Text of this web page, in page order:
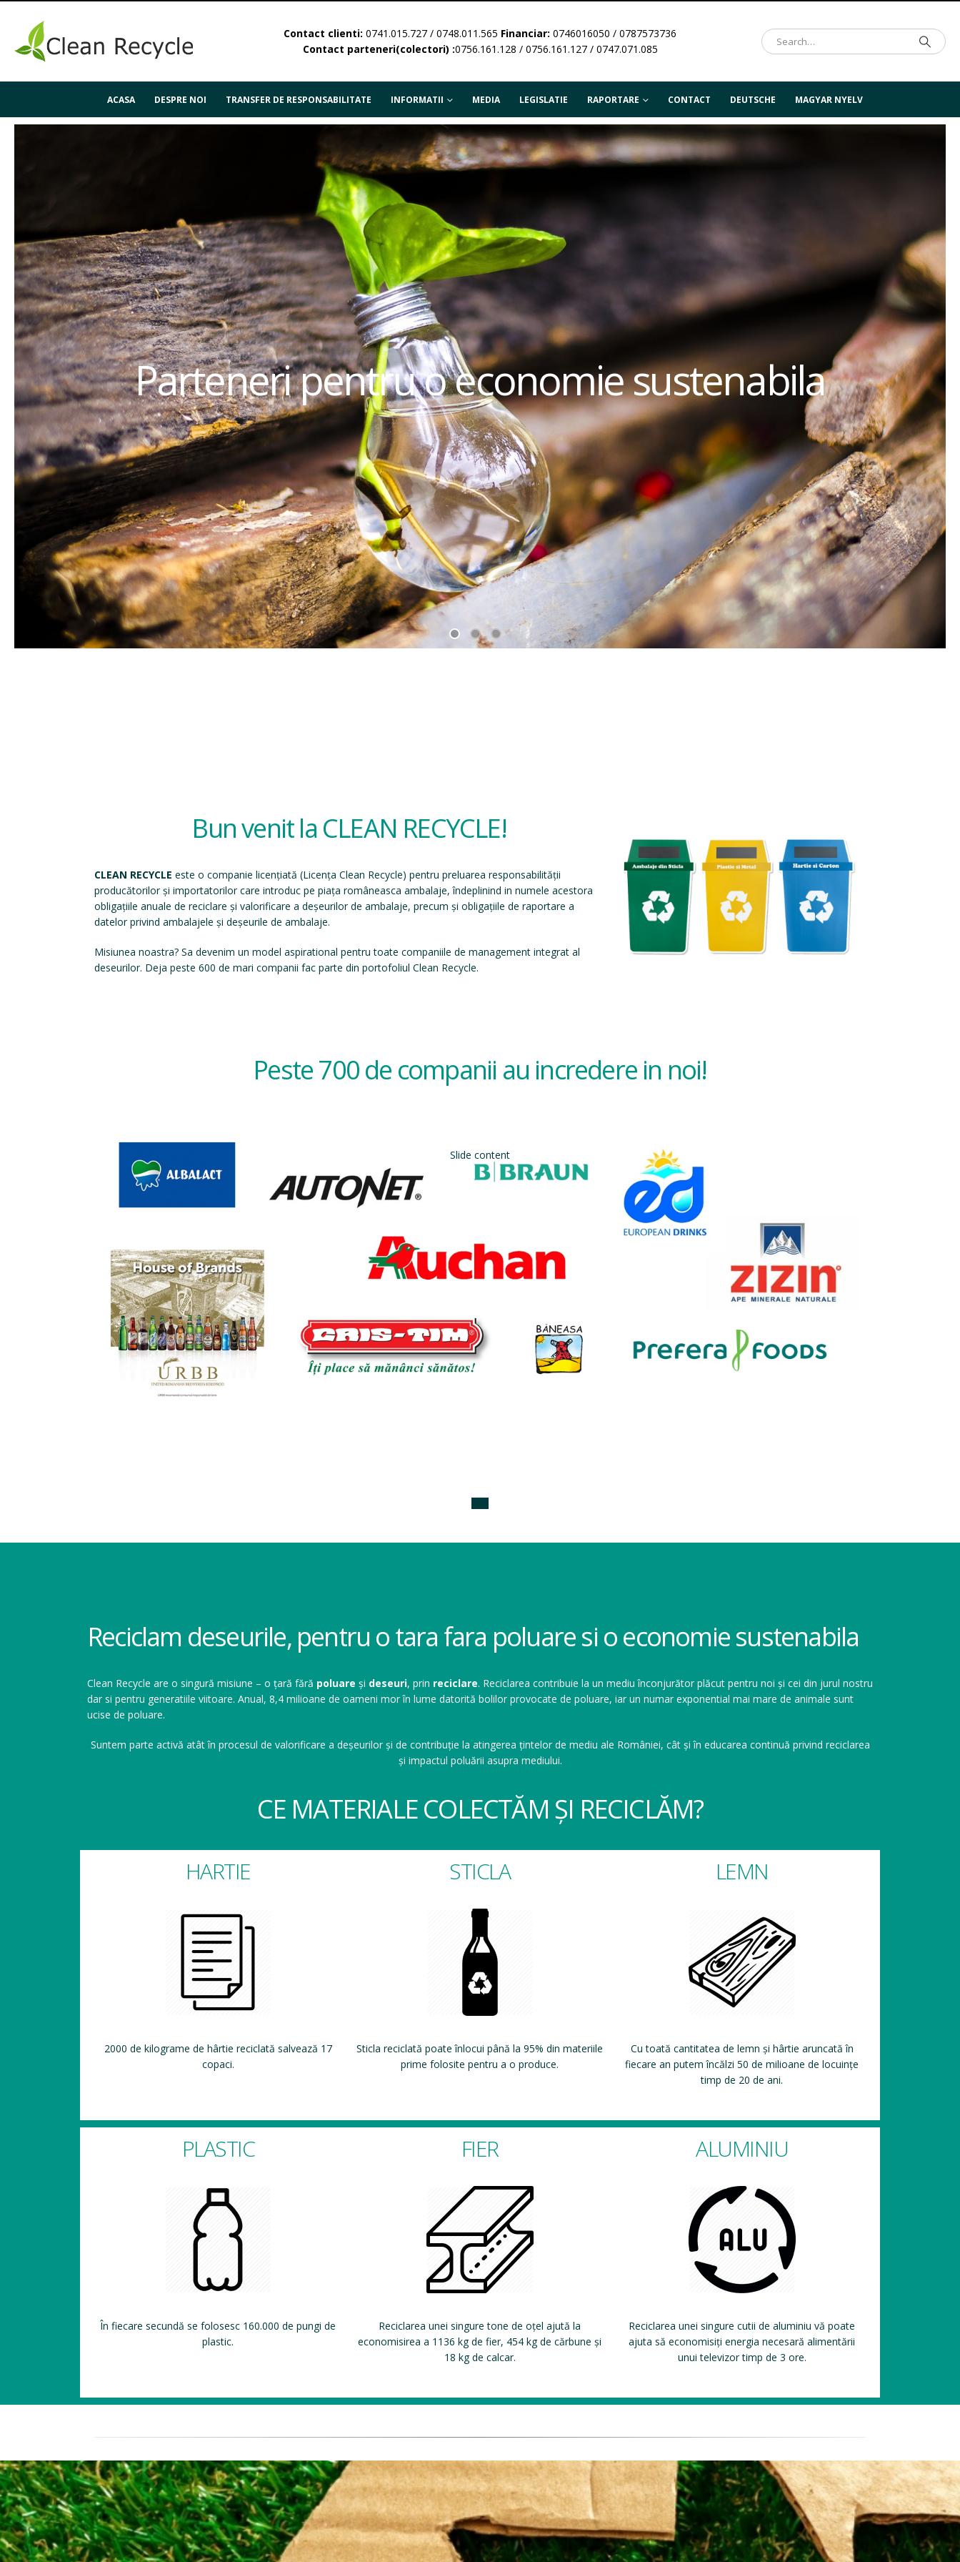
Contact clienti: 0741.015.727 / 0748.011.565 Financiar: 0746016050 / 0787573736
Contact parteneri(colectori) :0756.161.128 / 0756.161.127 / 0747.071.085
ACASA DESPRE NOI TRANSFER DE RESPONSABILITATE INFORMATII MEDIA LEGISLATIE RAPORTARE CONTACT DEUTSCHE MAGYAR NYELV
Parteneri pentru o economie sustenabila
Bun venit la CLEAN RECYCLE!
CLEAN RECYCLE este o companie licențiată (Licența Clean Recycle) pentru preluarea responsabilității
producătorilor și importatorilor care introduc pe piața româneasca ambalaje, îndeplinind in numele acestora
obligațiile anuale de reciclare și valorificare a deșeurilor de ambalaje, precum și obligațiile de raportare a
datelor privind ambalajele și deșeurile de ambalaje.
Misiunea noastra? Sa devenim un model aspirational pentru toate companiile de management integrat al
deseurilor. Deja peste 600 de mari companii fac parte din portofoliul Clean Recycle.
Peste 700 de companii au incredere in noi!
Slide content
Reciclam deseurile, pentru o tara fara poluare si o economie sustenabila
Clean Recycle are o singură misiune – o țară fără poluare și deseuri, prin reciclare. Reciclarea contribuie la un mediu înconjurător plăcut pentru noi și cei din jurul nostru
dar si pentru generatiile viitoare. Anual, 8,4 milioane de oameni mor în lume datorită bolilor provocate de poluare, iar un numar exponential mai mare de animale sunt
ucise de poluare.
Suntem parte activă atât în procesul de valorificare a deșeurilor și de contribuție la atingerea țintelor de mediu ale României, cât și în educarea continuă privind reciclarea
și impactul poluării asupra mediului.
CE MATERIALE COLECTĂM ȘI RECICLĂM?
HARTIE
2000 de kilograme de hârtie reciclată salvează 17
copaci.
STICLA
Sticla reciclată poate înlocui până la 95% din materiile
prime folosite pentru a o produce.
LEMN
Cu toată cantitatea de lemn și hârtie aruncată în
fiecare an putem încălzi 50 de milioane de locuințe
timp de 20 de ani.
PLASTIC
În fiecare secundă se folosesc 160.000 de pungi de
plastic.
FIER
Reciclarea unei singure tone de oțel ajută la
economisirea a 1136 kg de fier, 454 kg de cărbune și
18 kg de calcar.
ALUMINIU
Reciclarea unei singure cutii de aluminiu vă poate
ajuta să economisiți energia necesară alimentării
unui televizor timp de 3 ore.